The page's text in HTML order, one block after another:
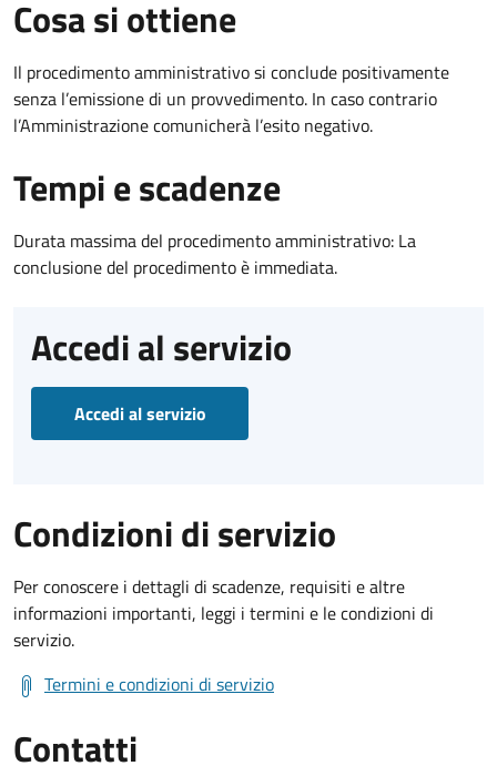
Cosa si ottiene
Il procedimento amministrativo si conclude positivamente
senza l’emissione di un provvedimento. In caso contrario
l’Amministrazione comunicherà l’esito negativo.
Tempi e scadenze
Durata massima del procedimento amministrativo: La
conclusione del procedimento è immediata.
Accedi al servizio
Accedi al servizio
Condizioni di servizio
Per conoscere i dettagli di scadenze, requisiti e altre
informazioni importanti, leggi i termini e le condizioni di
servizio.
Termini e condizioni di servizio
Contatti